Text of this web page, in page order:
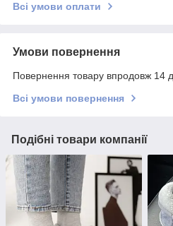
Всі умови оплати
Умови повернення
Повернення товару впродовж 14
Всі умови повернення
Подібні товари компанії